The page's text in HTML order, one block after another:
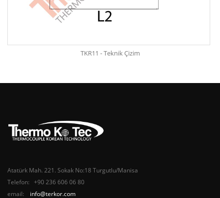
TKR11 - Teknik Çizim
Atatürk Mah. 221. Sokak No:18 Turgutlu/Manisa
Telefon: +90 236 606 06 80
email: info@terkor.com